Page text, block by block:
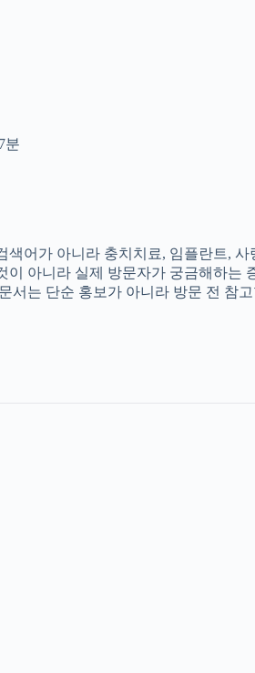
분
어가 아니라 충치치료, 임플란트,
아니라 실제 방문자가 궁금해하
는 단순 홍보가 아니라 방문 전 참